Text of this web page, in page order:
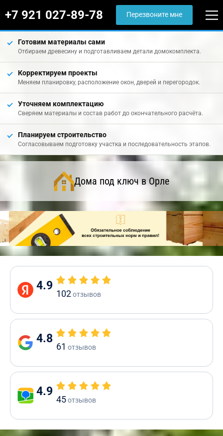
+7 921 027-89-78 Перезвоните мне
Готовим материалы сами
Отбираем древесину и подготавливаем детали домокомплекта.
Корректируем проекты
Меняем планировку, расположение окон, дверей и перегородок.
Уточняем комплектацию
Сверяем материалы и состав работ до окончательного расчёта.
Планируем строительство
Согласовываем подготовку участка и последовательность этапов.
Дома под ключ в Орле
4.9
102отзывов
4.8
61 отзывов
4.9
45отзывов